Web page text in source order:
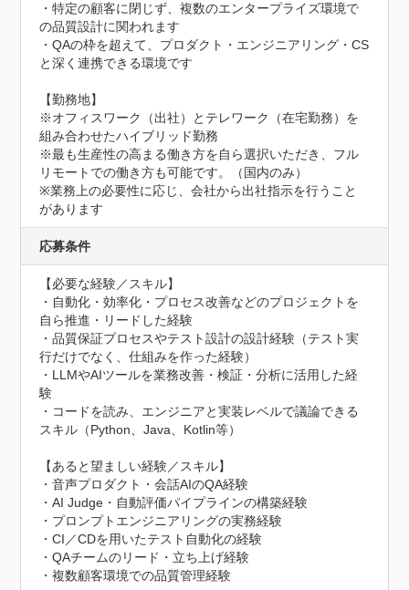
・特定の顧客に閉じず、複数のエンタープライズ環境で
の品質設計に関われます
・QAの枠を超えて、プロダクト・エンジニアリング・CS
と深く連携できる環境です
【勤務地】
※オフィスワーク（出社）とテレワーク（在宅勤務）を
組み合わせたハイブリッド勤務
※最も生産性の高まる働き方を自ら選択いただき、フル
リモートでの働き方も可能です。（国内のみ）
※業務上の必要性に応じ、会社から出社指示を行うこと
があります
応募条件
【必要な経験／スキル】
・自動化・効率化・プロセス改善などのプロジェクトを
自ら推進・リードした経験
・品質保証プロセスやテスト設計の設計経験（テスト実
行だけでなく、仕組みを作った経験）
・LLMやAIツールを業務改善・検証・分析に活用した経
験
・コードを読み、エンジニアと実装レベルで議論できる
スキル（Python、Java、Kotlin等）
【あると望ましい経験／スキル】
・音声プロダクト・会話AIのQA経験
・AI Judge・自動評価パイプラインの構築経験
・プロンプトエンジニアリングの実務経験
・CI／CDを用いたテスト自動化の経験
・QAチームのリード・立ち上げ経験
・複数顧客環境での品質管理経験